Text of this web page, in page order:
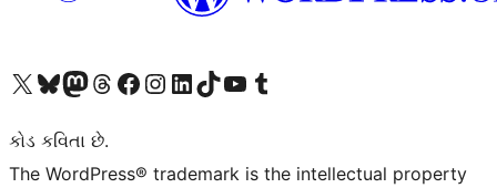
અમારા X (અગાઉ ટ્વિટર) એકાઉન્ટની મુલાકાત લોઅમારા Bluesky એકાઉન્ટની મુલાકાત લોઅમારા માસ્ટોડોન એકાઉન્ટની મુલાકાત લોઅમારા Threads એકાઉન્ટની મુલાકાત લો અમારા ફેસબુક પેજની મુલાકાત લોઅમારા ઇન્સ્ટાગ્રામ એકાઉન્ટની મુલાકાત લો અમારા LinkedIn એકાઉન્ટની મુલાકાત લોઅમારા TikTok એકાઉન્ટની મુલાકાત લોઅમારી YouTube ચેનલની મુલાકાત લો અમારા Tumblr એકાઉન્ટની મુલાકાત લો
કોડ કવિતા છે.
The WordPress® trademark is the intellectual property